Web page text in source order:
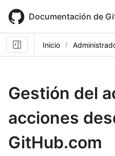
main
content
Documentación de
Inicio
Gestión del
acciones
GitHub.com